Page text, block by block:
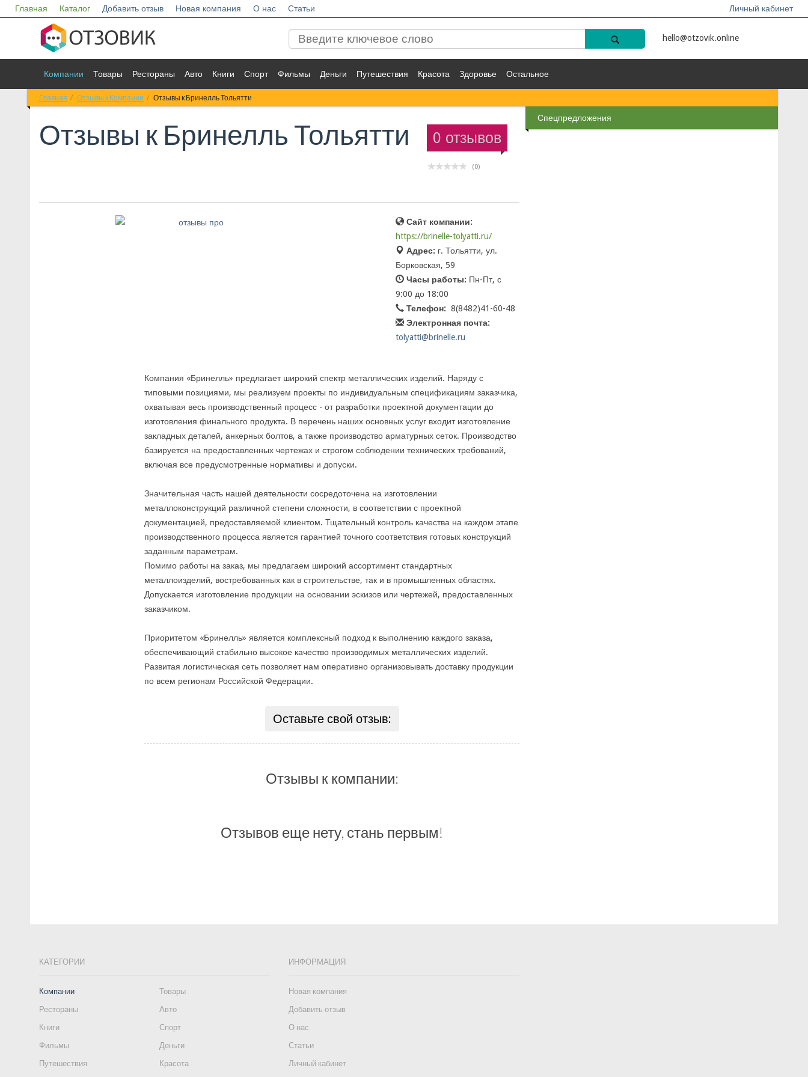
Главная Каталог Добавить отзыв Новая компания О нас Статьи Личный кабинет
hello@otzovik.online
Компании Товары Рестораны Авто Книги Спорт Фильмы Деньги Путешествия Красота Здоровье Остальное
Главная Отзывы к Компании Отзывы к Бринелль Тольятти
0 отзывов
(0)
Отзывы к Бринелль Тольятти
Сайт компании:
https://brinelle-tolyatti.ru/
Адрес: г. Тольятти, ул.
Борковская, 59
Часы работы: Пн-Пт, с
9:00 до 18:00
Телефон: 8(8482)41-60-48
Электронная почта:
tolyatti@brinelle.ru
Компания «Бринелль» предлагает широкий спектр металлических изделий. Наряду с
типовыми позициями, мы реализуем проекты по индивидуальным спецификациям заказчика,
охватывая весь производственный процесс - от разработки проектной документации до
изготовления финального продукта. В перечень наших основных услуг входит изготовление
закладных деталей, анкерных болтов, а также производство арматурных сеток. Производство
базируется на предоставленных чертежах и строгом соблюдении технических требований,
включая все предусмотренные нормативы и допуски.
Значительная часть нашей деятельности сосредоточена на изготовлении
металлоконструкций различной степени сложности, в соответствии с проектной
документацией, предоставляемой клиентом. Тщательный контроль качества на каждом этапе
производственного процесса является гарантией точного соответствия готовых конструкций
заданным параметрам.
Помимо работы на заказ, мы предлагаем широкий ассортимент стандартных
металлоизделий, востребованных как в строительстве, так и в промышленных областях.
Допускается изготовление продукции на основании эскизов или чертежей, предоставленных
заказчиком.
Приоритетом «Бринелль» является комплексный подход к выполнению каждого заказа,
обеспечивающий стабильно высокое качество производимых металлических изделий.
Развитая логистическая сеть позволяет нам оперативно организовывать доставку продукции
по всем регионам Российской Федерации.
Оставьте свой отзыв:
Отзывы к компании:
Отзывов еще нету, стань первым!
Спецпредложения
КАТЕГОРИИ
Компании
Товары
Рестораны
Авто
Книги
Спорт
Фильмы
Деньги
Путешествия
Красота
ИНФОРМАЦИЯ
Новая компания
Добавить отзыв
О нас
Статьи
Личный кабинет